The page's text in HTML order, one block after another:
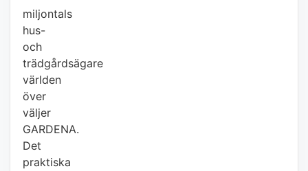
miljontals
hus-
och
trädgårdsägare
världen
över
väljer
GARDENA.
Det
praktiska